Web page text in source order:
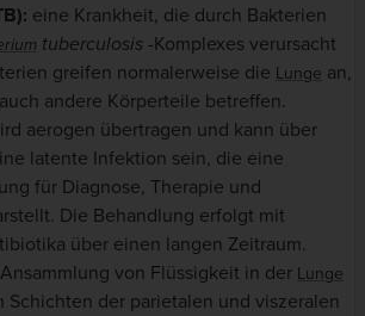
eine Krankheit, die durch Bakterien
tuberculosis -Komplexes verursacht
greifen normalerweise die Lunge an,
andere Körperteile betreffen.
aerogen übertragen und kann über
latente Infektion sein, die eine
für Diagnose, Therapie und
Die Behandlung erfolgt mit
über einen langen Zeitraum.
Ansammlung von Flüssigkeit in der Lunge
Schichten der parietalen und viszeralen